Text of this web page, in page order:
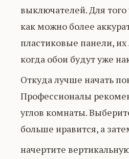
выключателей. Для
как можно более
пластиковые панели,
когда обои будут уже
Откуда лучше начать
Профессионалы
углов комнаты.
больше нравится, а
начертите